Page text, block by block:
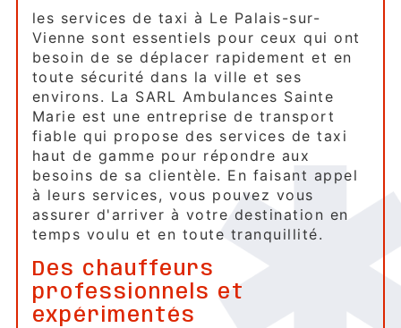
les services de taxi à Le Palais-sur-
Vienne sont essentiels pour ceux qui ont
besoin de se déplacer rapidement et en
toute sécurité dans la ville et ses
environs. La SARL Ambulances Sainte
Marie est une entreprise de transport
fiable qui propose des services de taxi
haut de gamme pour répondre aux
besoins de sa clientèle. En faisant appel
à leurs services, vous pouvez vous
assurer d'arriver à votre destination en
temps voulu et en toute tranquillité.
Des chauffeurs
professionnels et
expérimentés